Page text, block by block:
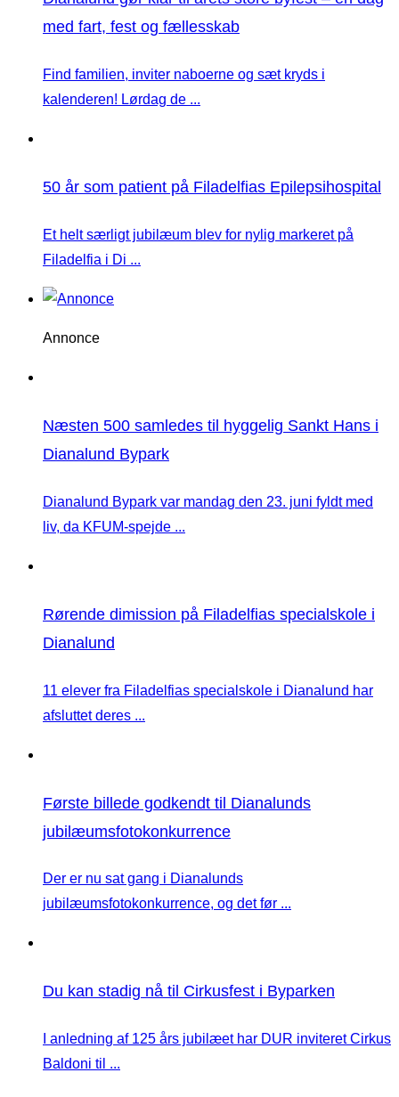
med fart, fest og fællesskab
Find familien, inviter naboerne og sæt kryds i
kalenderen! Lørdag de ...
50 år som patient på Filadelfias Epilepsihospital
Et helt særligt jubilæum blev for nylig markeret på
Filadelfia i Di ...
Annonce
Næsten 500 samledes til hyggelig Sankt Hans i
Dianalund Bypark
Dianalund Bypark var mandag den 23. juni fyldt med
liv, da KFUM-spejde ...
Rørende dimission på Filadelfias specialskole i
Dianalund
11 elever fra Filadelfias specialskole i Dianalund har
afsluttet deres ...
Første billede godkendt til Dianalunds
jubilæumsfotokonkurrence
Der er nu sat gang i Dianalunds
jubilæumsfotokonkurrence, og det før ...
Du kan stadig nå til Cirkusfest i Byparken
I anledning af 125 års jubilæet har DUR inviteret Cirkus
Baldoni til ...